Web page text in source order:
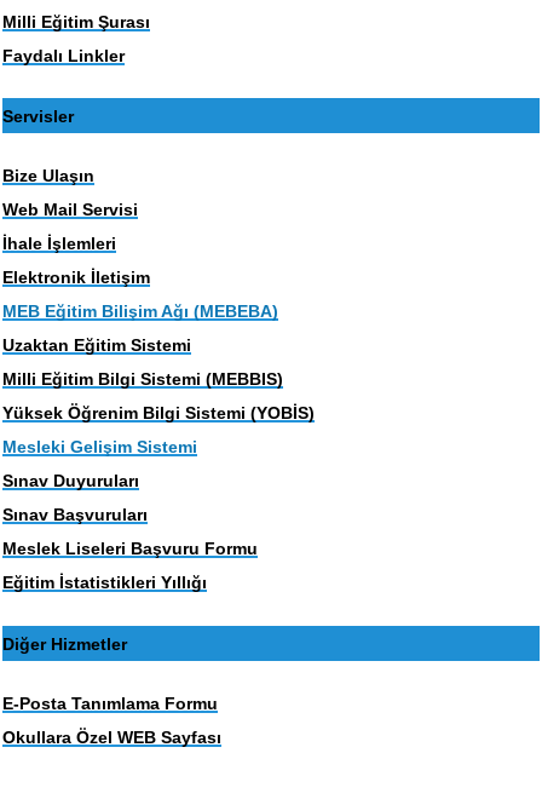
Milli Eğitim Şurası
Faydalı Linkler
Servisler
Bize Ulaşın
Web Mail Servisi
İhale İşlemleri
Elektronik İletişim
MEB Eğitim Bilişim Ağı (MEBEBA)
Uzaktan Eğitim Sistemi
Milli Eğitim Bilgi Sistemi (MEBBIS)
Yüksek Öğrenim Bilgi Sistemi (YOBİS)
Mesleki Gelişim Sistemi
Sınav Duyuruları
Sınav Başvuruları
Meslek Liseleri Başvuru Formu
Eğitim İstatistikleri Yıllığı
Diğer Hizmetler
E-Posta Tanımlama Formu
Okullara Özel WEB Sayfası